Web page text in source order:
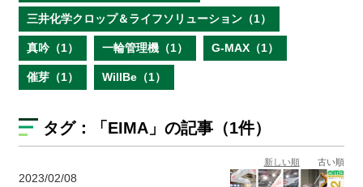
三井化学クロップ＆ライフソリューション（1）
真吟（1） 一輪管理機（1） G-MAX（1）
催芽（1） WillBe（1）
タグ： 「EIMA」の記事（1件）
新しい順 古い順
2023/02/08